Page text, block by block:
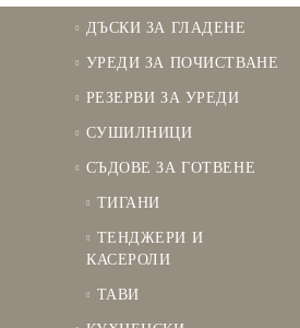
ДЪСКИ ЗА ГЛАДЕНЕ
УРЕДИ ЗА ПОЧИСТВАНЕ
РЕЗЕРВИ ЗА УРЕДИ
СУШИЛНИЦИ
СЪДОВЕ ЗА ГОТВЕНЕ
ТИГАНИ
ТЕНДЖЕРИ И
КАСЕРОЛИ
ТАВИ